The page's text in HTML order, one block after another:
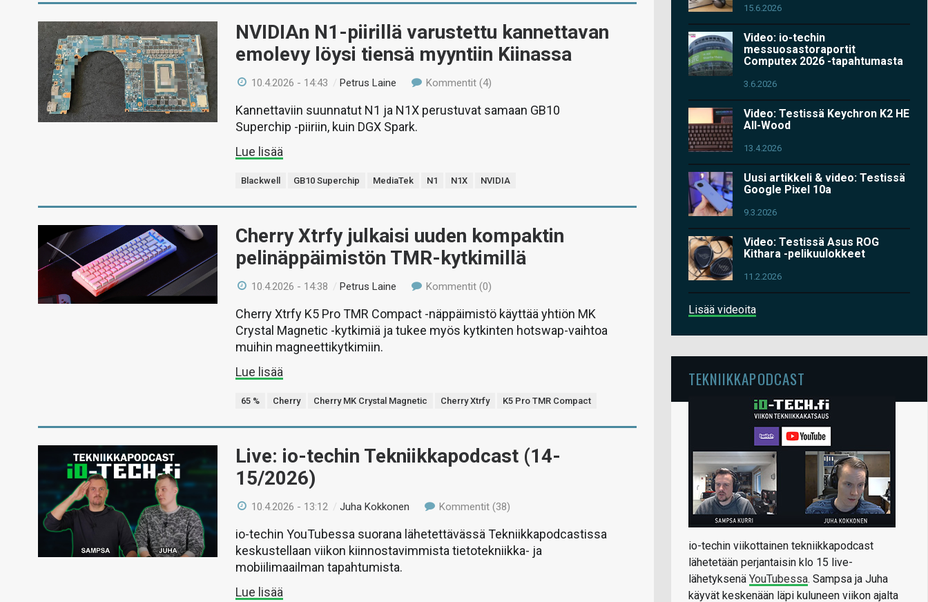
NVIDIAn N1-piirillä varustettu kannettavan
emolevy löysi tiensä myyntiin Kiinassa
10.4.2026 - 14:43 /Petrus Laine Kommentit (4)
Kannettaviin suunnatut N1 ja N1X perustuvat samaan GB10
Superchip -piiriin, kuin DGX Spark.
Lue lisää
Blackwell GB10 Superchip MediaTek N1 N1X NVIDIA
Cherry Xtrfy julkaisi uuden kompaktin
pelinäppäimistön TMR-kytkimillä
10.4.2026 - 14:38 /Petrus Laine Kommentit (0)
Cherry Xtrfy K5 Pro TMR Compact -näppäimistö käyttää yhtiön MK
Crystal Magnetic -kytkimiä ja tukee myös kytkinten hotswap-vaihtoa
muihin magneettikytkimiin.
Lue lisää
65 % Cherry Cherry MK Crystal Magnetic Cherry Xtrfy K5 Pro TMR Compact
Live: io-techin Tekniikkapodcast (14-
15/2026)
10.4.2026 - 13:12 /Juha Kokkonen Kommentit (38)
io-techin YouTubessa suorana lähetettävässä Tekniikkapodcastissa
keskustellaan viikon kiinnostavimmista tietotekniikka- ja
mobiilimaailman tapahtumista.
Lue lisää
15.6.2026
Video: io-techin
messuosastoraportit
Computex 2026 -tapahtumasta
3.6.2026
Video: Testissä Keychron K2 HE
All-Wood
13.4.2026
Uusi artikkeli & video: Testissä
Google Pixel 10a
9.3.2026
Video: Testissä Asus ROG
Kithara -pelikuulokkeet
11.2.2026
Lisää videoita
TEKNIIKKAPODCAST
io-techin viikottainen tekniikkapodcast
lähetetään perjantaisin klo 15 live-
lähetyksenä YouTubessa. Sampsa ja Juha
käyvät keskenään läpi kuluneen viikon ajalta